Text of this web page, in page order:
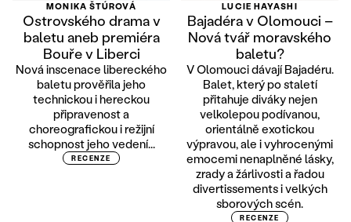
MONIKA ŠTÚROVÁ
Ostrovského drama v
baletu aneb premiéra
Bouře v Liberci
Nová inscenace libereckého
baletu prověřila jeho
technickou i hereckou
připravenost a
choreografickou i režijní
schopnost jeho vedení...
RECENZE
LUCIE HAYASHI
Bajadéra v Olomouci –
Nová tvář moravského
baletu?
V Olomouci dávají Bajadéru.
Balet, který po staletí
přitahuje diváky nejen
velkolepou podívanou,
orientálně exotickou
výpravou, ale i vyhrocenými
emocemi nenaplněné lásky,
zrady a žárlivosti a řadou
divertissements i velkých
sborových scén.
RECENZE